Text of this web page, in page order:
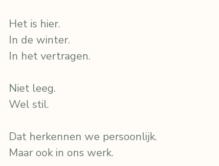
Het is hier.
In de winter.
In het vertragen.
Niet leeg.
Wel stil.
Dat herkennen we persoonlijk.
Maar ook in ons werk.